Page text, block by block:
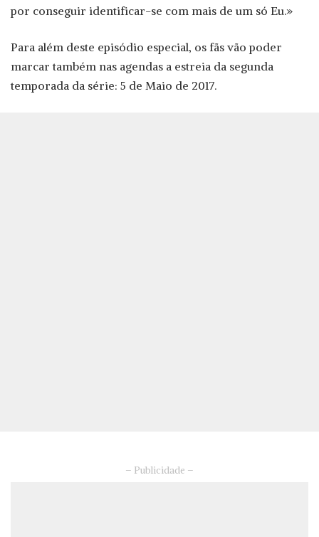
por conseguir identificar-se com mais de um só Eu.»
Para além deste episódio especial, os fãs vão poder
marcar também nas agendas a estreia da segunda
temporada da série: 5 de Maio de 2017.
– Publicidade –